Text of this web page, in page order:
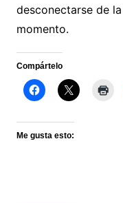
desconectarse de
momento.
Compártelo
Me gusta esto: